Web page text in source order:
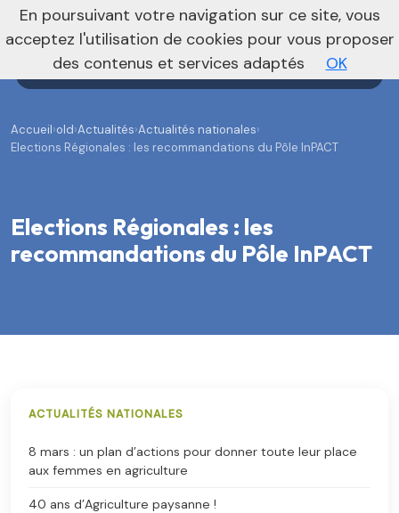
AgendaAnnoncesActualités
Accueil›old›Actualités›Actualités nationales›
Elections Régionales : les recommandations du Pôle InPACT
Elections Régionales : les
recommandations du Pôle InPACT
ACTUALITÉS NATIONALES
8 mars : un plan d’actions pour donner toute leur place
aux femmes en agriculture
40 ans d’Agriculture paysanne !
En poursuivant votre navigation sur ce site, vous
acceptez l'utilisation de cookies pour vous proposer
des contenus et services adaptés
OK